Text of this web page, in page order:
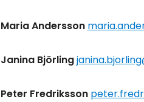
Maria Andersson
Janina Björling
Peter Fredriksson